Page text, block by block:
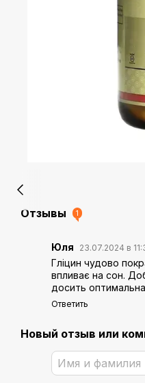
Отзывы 1
Юля 23.07.2024 в
Гліцин чудово
впливає на сон.
досить
Ответить
Новый отзыв или